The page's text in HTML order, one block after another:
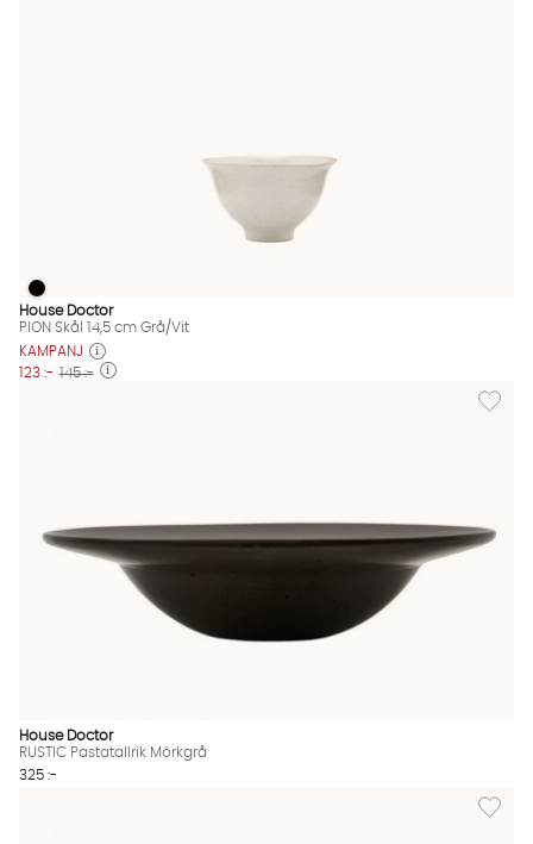
PION Skål 14,5 cm Grå/Vit Finns även i dessa färger:
PION Skål 14,5 cm Grå/Vit
House Doctor
PION Skål 14,5 cm Grå/Vit
KAMPANJ
123 :- 145 :-
Lägg
House Doctor
RUSTIC Pastatallrik Mörkgrå
325 :-
Lägg